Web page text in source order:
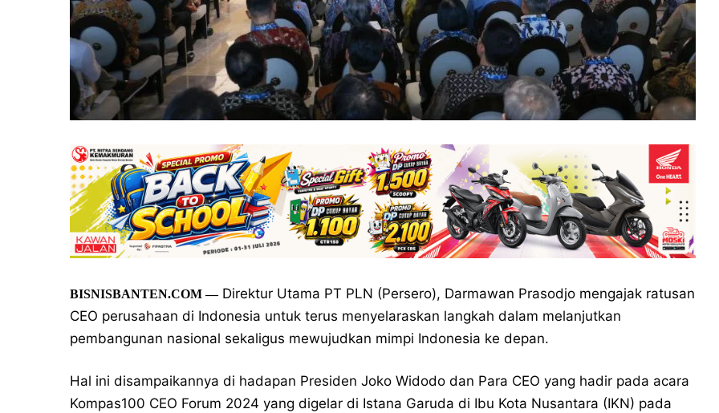
BISNISBANTEN.COM—Direktur Utama PT PLN (Persero), Darmawan Prasodjo mengajak ratusan
CEO perusahaan di Indonesia untuk terus menyelaraskan langkah dalam melanjutkan
pembangunan nasional sekaligus mewujudkan mimpi Indonesia ke depan.
Hal ini disampaikannya di hadapan Presiden Joko Widodo dan Para CEO yang hadir pada acara
Kompas100 CEO Forum 2024 yang digelar di Istana Garuda di Ibu Kota Nusantara (IKN) pada